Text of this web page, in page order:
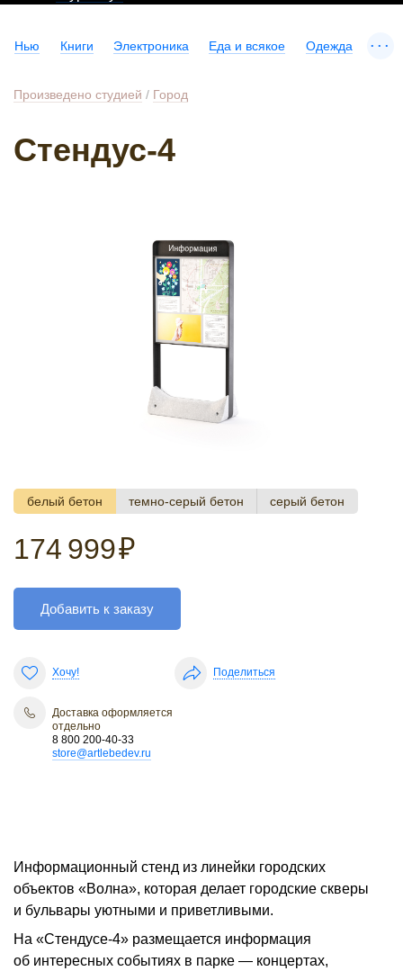
Нью Книги Электроника Еда и всякое Одежда ...
Произведено студией / Город
Стендус-4
белый бетон темно-серый бетон серый бетон
174 999₽
Добавить к заказу
Хочу! Поделиться
Доставка оформляется
отдельно
8 800 200-40-33
store@artlebedev.ru
Информационный стенд из линейки городских
объектов «Волна», которая делает городские скверы
и бульвары уютными и приветливыми.
На «Стендусе-4» размещается информация
об интересных событиях в парке — концертах,